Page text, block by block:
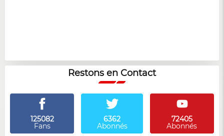
Restons en Contact
125082
Fans
6362
Abonnés
72405
Abonnés